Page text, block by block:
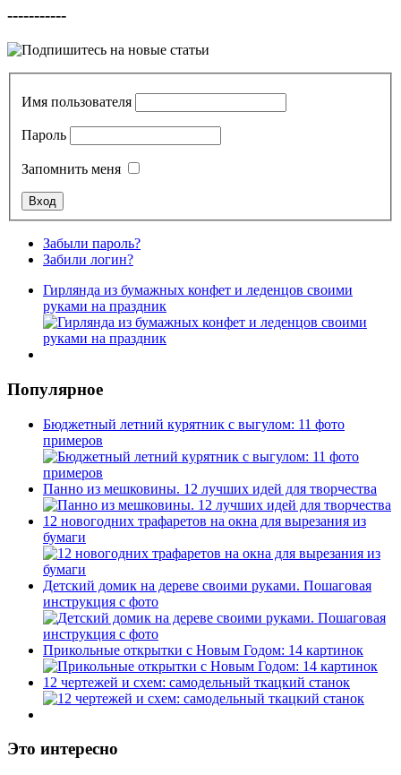
-----------
Имя пользователя
Пароль
Запомнить меня
Забыли пароль?
Забили логин?
Гирлянда из бумажных конфет и леденцов своими
руками на праздник
Популярное
Бюджетный летний курятник с выгулом: 11 фото
примеров
Панно из мешковины. 12 лучших идей для творчества
12 новогодних трафаретов на окна для вырезания из
бумаги
Детский домик на дереве своими руками. Пошаговая
инструкция с фото
Прикольные открытки с Новым Годом: 14 картинок
12 чертежей и схем: самодельный ткацкий станок
Это интересно